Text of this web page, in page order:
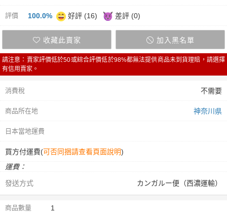
評價 100.0% 好評 (16) 差評 (0)
收藏此賣家 加入黑名單
請注意：賣家評價低於50或綜合評價低於98%都無法提供商品未到貨理賠，請選擇
有信用賣家。
消費稅 不需要
商品所在地 神奈川県
日本當地運費
買方付運費(可否同捆請查看頁面說明)
運費：
發送方式
カンガルー便（西濃運輸）
商品數量 1